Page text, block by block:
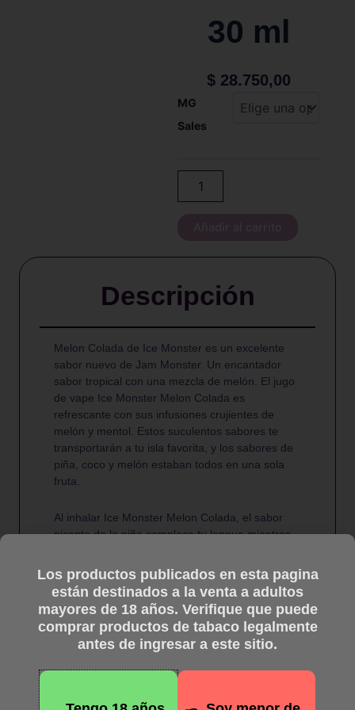
30 ml
$28.750,00
MG
Sales
ICE
-
SALT
cantidad
Descripción
Melon Colada de Ice Monster es un excelente
sabor nuevo de Jam Monster. Un encantador
sabor tropical con una mezcla de melón. El jugo
de vape Ice Monster Melon Colada es
refrescante con sus infusiones crujientes de
melón y mentol. Estos suculentos sabores te
transportarán a tu isla favorita, y los sabores de
piña, coco y melón estaban todos en una sola
fruta.
Al inhalar Ice Monster Melon Colada, el sabor
picante de la piña complace tu lengua mientras
papilas gustativas, equilibrando mágicamente
este jugo lleno de sabor. El cremoso sabor a
coco le da a este líquido una experiencia
auténtica. Al exhalar, un refrescante sabor a
mentol lo une todo.
Los productos publicados en esta pagina
están destinados a la venta a adultos
mayores de 18 años. Verifique que puede
comprar productos de tabaco legalmente
antes de ingresar a este sitio.